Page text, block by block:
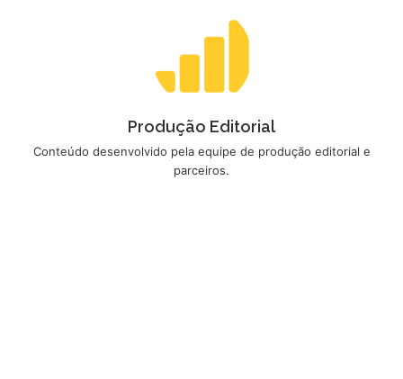
Produção Editorial
Conteúdo desenvolvido pela equipe de produção editorial e
parceiros.